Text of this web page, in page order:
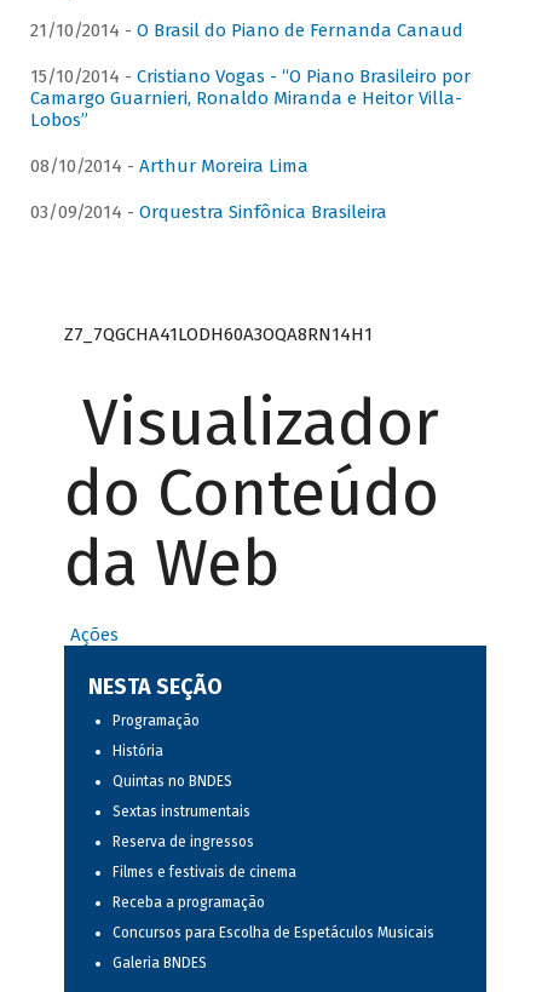
21/10/2014 - O Brasil do Piano de Fernanda Canaud
15/10/2014 - Cristiano Vogas - “O Piano Brasileiro por
Camargo Guarnieri, Ronaldo Miranda e Heitor Villa-
Lobos”
08/10/2014 - Arthur Moreira Lima
03/09/2014 - Orquestra Sinfônica Brasileira
Z7_7QGCHA41LODH60A3OQA8RN14H1
Visualizador
do Conteúdo
da Web
Ações
NESTA SEÇÃO
Programação
História
Quintas no BNDES
Sextas instrumentais
Reserva de ingressos
Filmes e festivais de cinema
Receba a programação
Concursos para Escolha de Espetáculos Musicais
Galeria BNDES